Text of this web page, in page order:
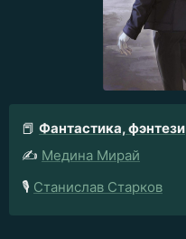
📕 Фантастика, фэнтези
✍️ Медина Мирай
🎙️ Станислав Старков